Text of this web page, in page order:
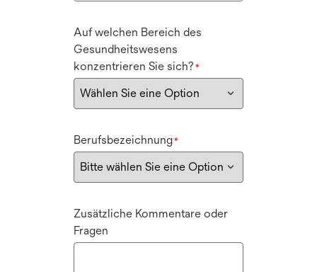
Auf welchen Bereich des
Gesundheitswesens
konzentrieren Sie sich? *
Berufsbezeichnung*
Zusätzliche Kommentare oder
Fragen